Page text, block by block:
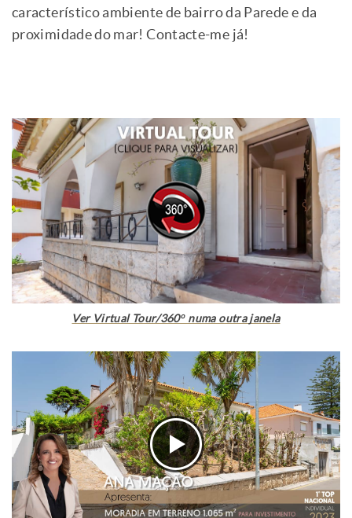
característico ambiente de bairro da Parede e da
proximidade do mar! Contacte-me já!
Ver Virtual Tour/360º numa outra janela